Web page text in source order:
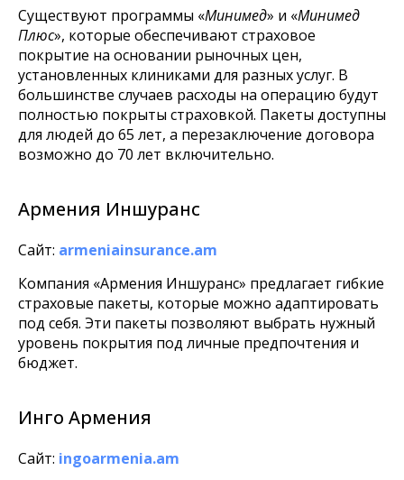
Существуют программы «Минимед» и «Минимед
Плюс», которые обеспечивают страховое
покрытие на основании рыночных цен,
установленных клиниками для разных услуг. В
большинстве случаев расходы на операцию будут
полностью покрыты страховкой. Пакеты доступны
для людей до 65 лет, а перезаключение договора
возможно до 70 лет включительно.
Армения Иншуранс
Сайт: armeniainsurance.am
Компания «Армения Иншуранс» предлагает гибкие
страховые пакеты, которые можно адаптировать
под себя. Эти пакеты позволяют выбрать нужный
уровень покрытия под личные предпочтения и
бюджет.
Инго Армения
Сайт: ingoarmenia.am